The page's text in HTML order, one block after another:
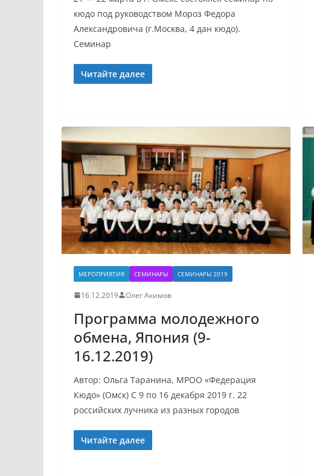
кюдо под руководством Мороз Федора
Александровича (г.Москва, 4 дан кюдо).
Семинар
Читайте далее
МЕРОПРИЯТИЯ СЕМИНАРЫ СЕМИНАРЫ 2019
16.12.2019 Олег Акимов
Программа молодежного
обмена, Япония (9-
16.12.2019)
Автор: Ольга Таранина, МРОО «Федерация
Кюдо» (Омск) С 9 по 16 декабря 2019 г. 22
российских лучника из разных городов
Читайте далее